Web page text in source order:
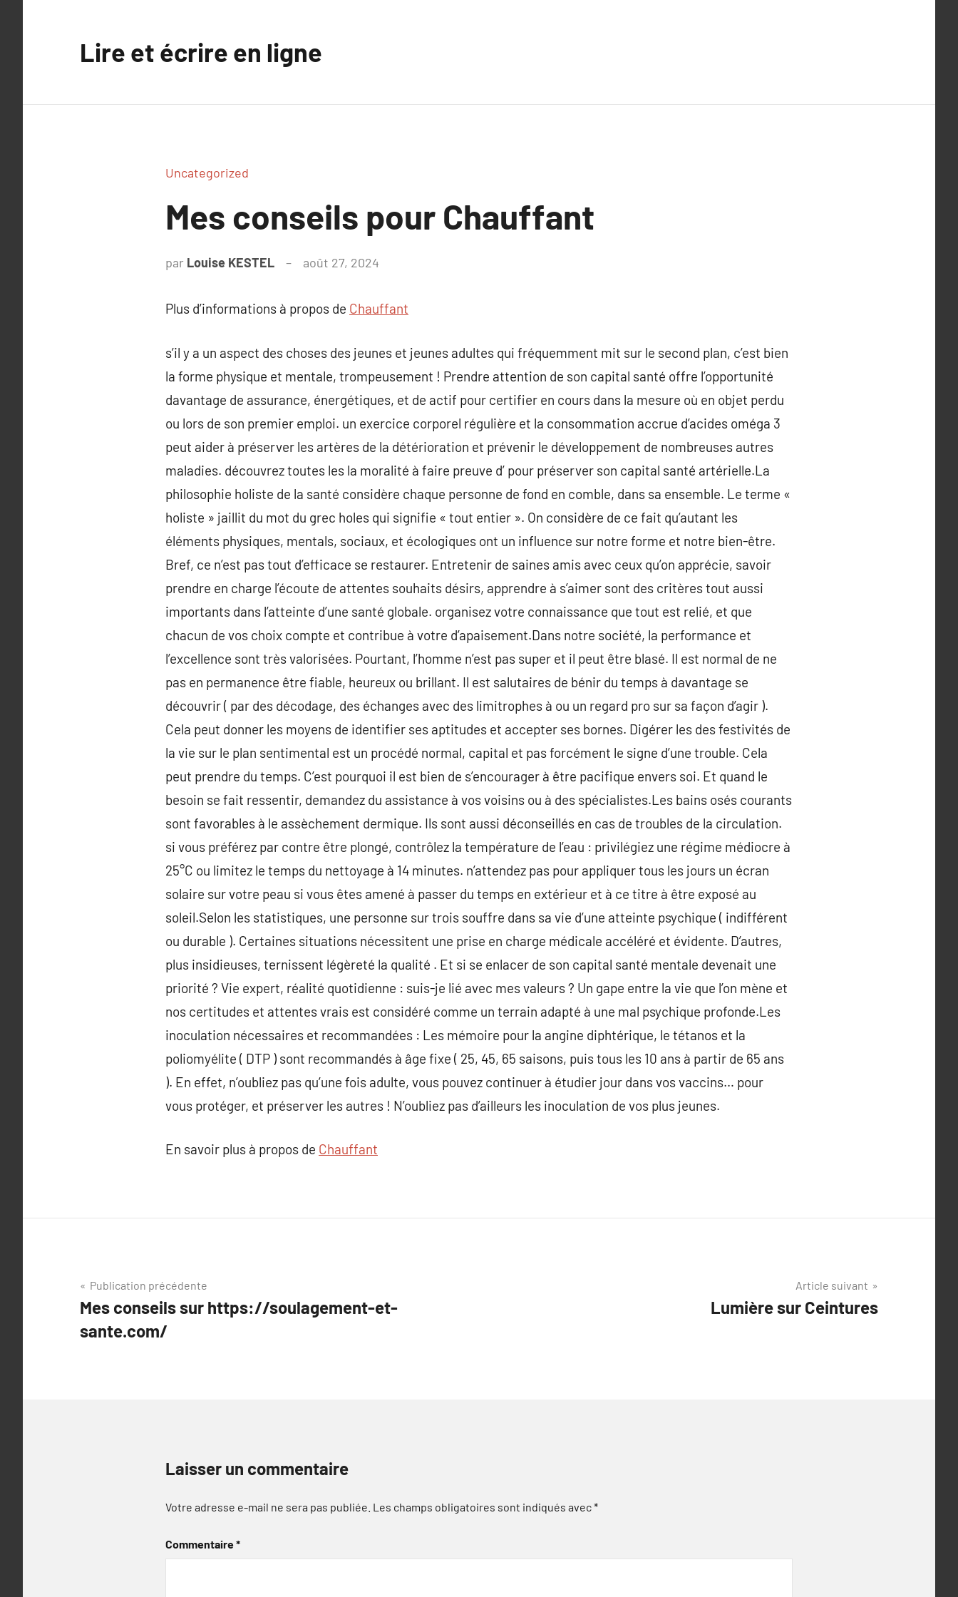
Lire et écrire en ligne
Uncategorized
Mes conseils pour Chauffant
par Louise KESTEL août 27, 2024
Plus d’informations à propos de Chauffant
s’il y a un aspect des choses des jeunes et jeunes adultes qui fréquemment mit sur le second plan, c’est bien
la forme physique et mentale, trompeusement ! Prendre attention de son capital santé offre l’opportunité
davantage de assurance, énergétiques, et de actif pour certifier en cours dans la mesure où en objet perdu
ou lors de son premier emploi. un exercice corporel régulière et la consommation accrue d’acides oméga 3
peut aider à préserver les artères de la détérioration et prévenir le développement de nombreuses autres
maladies. découvrez toutes les la moralité à faire preuve d’ pour préserver son capital santé artérielle.La
philosophie holiste de la santé considère chaque personne de fond en comble, dans sa ensemble. Le terme «
holiste » jaillit du mot du grec holes qui signifie « tout entier ». On considère de ce fait qu’autant les
éléments physiques, mentals, sociaux, et écologiques ont un influence sur notre forme et notre bien-être.
Bref, ce n’est pas tout d’efficace se restaurer. Entretenir de saines amis avec ceux qu’on apprécie, savoir
prendre en charge l’écoute de attentes souhaits désirs, apprendre à s’aimer sont des critères tout aussi
importants dans l’atteinte d’une santé globale. organisez votre connaissance que tout est relié, et que
chacun de vos choix compte et contribue à votre d’apaisement.Dans notre société, la performance et
l’excellence sont très valorisées. Pourtant, l’homme n’est pas super et il peut être blasé. Il est normal de ne
pas en permanence être fiable, heureux ou brillant. Il est salutaires de bénir du temps à davantage se
découvrir ( par des décodage, des échanges avec des limitrophes à ou un regard pro sur sa façon d’agir ).
Cela peut donner les moyens de identifier ses aptitudes et accepter ses bornes. Digérer les des festivités de
la vie sur le plan sentimental est un procédé normal, capital et pas forcément le signe d’une trouble. Cela
peut prendre du temps. C’est pourquoi il est bien de s’encourager à être pacifique envers soi. Et quand le
besoin se fait ressentir, demandez du assistance à vos voisins ou à des spécialistes.Les bains osés courants
sont favorables à le assèchement dermique. Ils sont aussi déconseillés en cas de troubles de la circulation.
si vous préférez par contre être plongé, contrôlez la température de l’eau : privilégiez une régime médiocre à
25°C ou limitez le temps du nettoyage à 14 minutes. n’attendez pas pour appliquer tous les jours un écran
solaire sur votre peau si vous êtes amené à passer du temps en extérieur et à ce titre à être exposé au
soleil.Selon les statistiques, une personne sur trois souffre dans sa vie d’une atteinte psychique ( indifférent
ou durable ). Certaines situations nécessitent une prise en charge médicale accéléré et évidente. D’autres,
plus insidieuses, ternissent légèreté la qualité . Et si se enlacer de son capital santé mentale devenait une
priorité ? Vie expert, réalité quotidienne : suis-je lié avec mes valeurs ? Un gape entre la vie que l’on mène et
nos certitudes et attentes vrais est considéré comme un terrain adapté à une mal psychique profonde.Les
inoculation nécessaires et recommandées : Les mémoire pour la angine diphtérique, le tétanos et la
poliomyélite ( DTP ) sont recommandés à âge fixe ( 25, 45, 65 saisons, puis tous les 10 ans à partir de 65 ans
). En effet, n’oubliez pas qu’une fois adulte, vous pouvez continuer à étudier jour dans vos vaccins… pour
vous protéger, et préserver les autres ! N’oubliez pas d’ailleurs les inoculation de vos plus jeunes.
En savoir plus à propos de Chauffant
Navigation
de
l’article
Publication précédente
Mes conseils sur https://soulagement-et-
sante.com/
Article suivant
Lumière sur Ceintures
Laisser un commentaire
Votre adresse e-mail ne sera pas publiée. Les champs obligatoires sont indiqués avec*
Commentaire*